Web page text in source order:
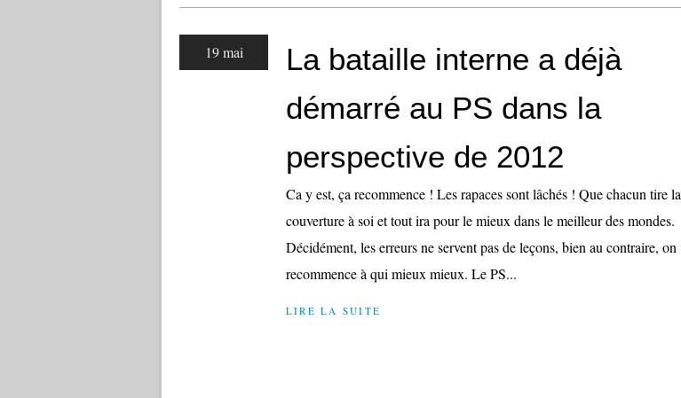
19 mai
La bataille interne a déjà
démarré au PS dans la
perspective de 2012
Ca y est, ça recommence ! Les rapaces sont lâchés ! Que chacun tire la
couverture à soi et tout ira pour le mieux dans le meilleur des mondes.
Décidément, les erreurs ne servent pas de leçons, bien au contraire, on
recommence à qui mieux mieux. Le PS...
LIRE LA SUITE